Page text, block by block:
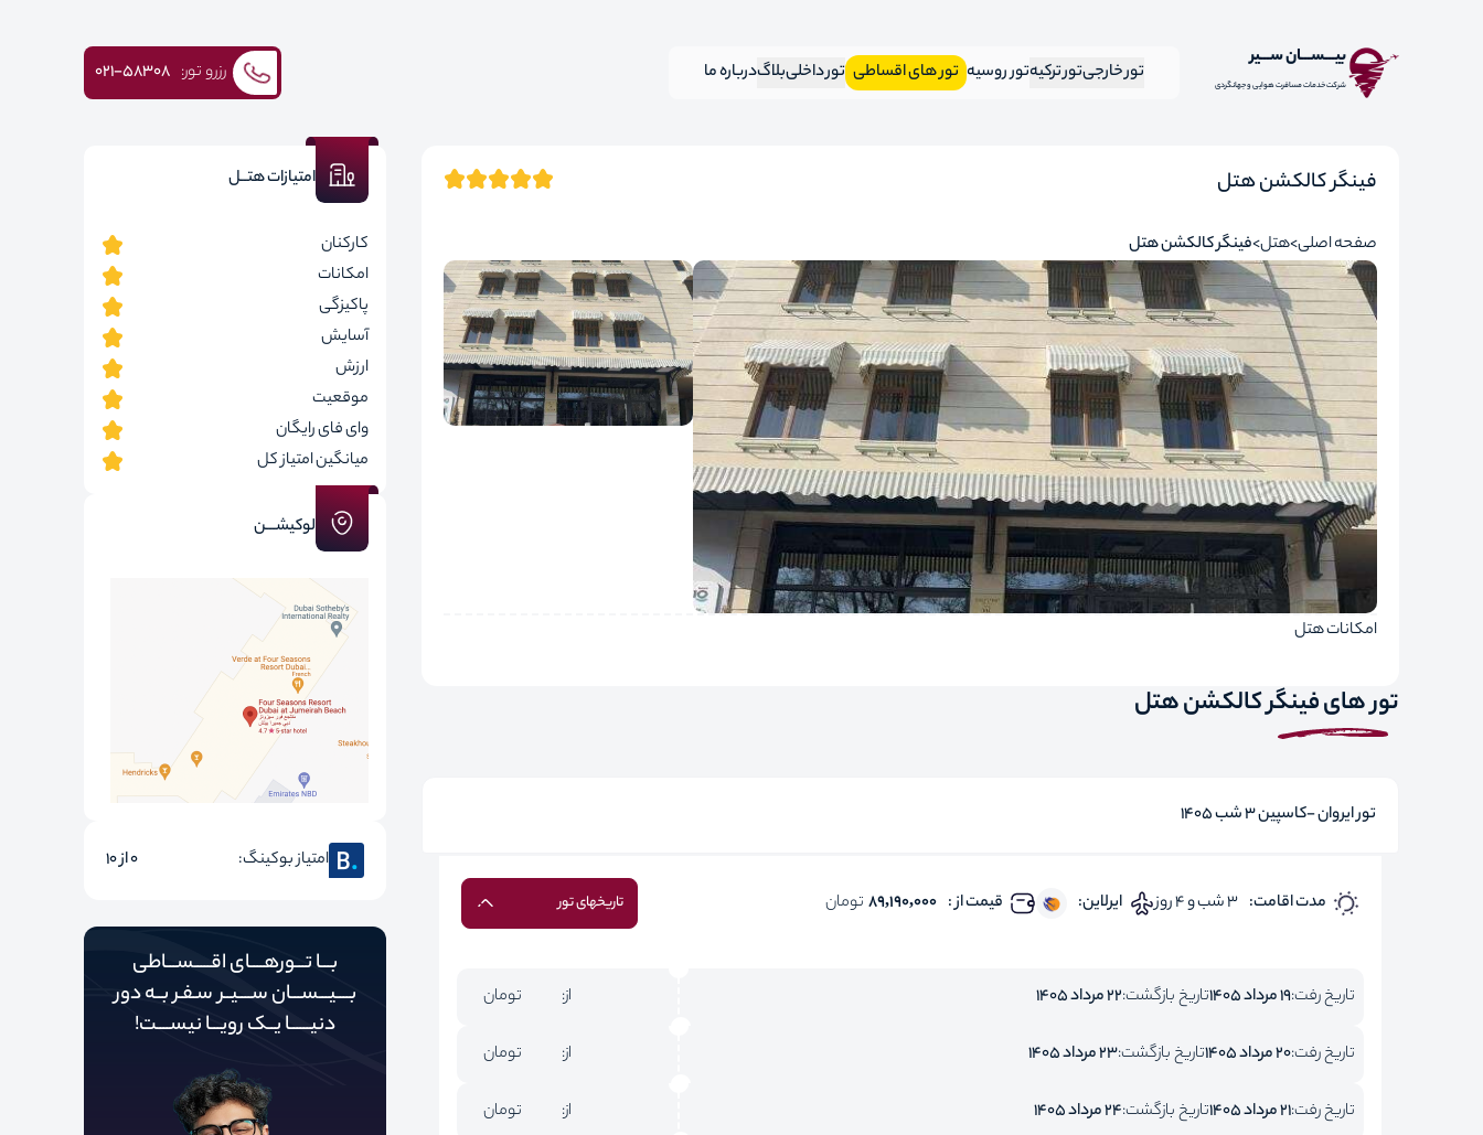
بیـــســـان ســـیر
شرکت خدمات مسافرت هوایی و جهانگردی تور خارجی تور ترکیهتور روسیه تور های اقساطی تور داخلیبلاگدرباره ما رزرو تور: ۰۲۱-58308
فینگر کالکشن هتل
صفحه اصلی هتل فینگر کالکشن هتل
امکانات هتل
تور های فینگر کالکشن هتل
تور ایروان -کاسپین 3 شب 1405
مدت اقامت: 3 شب و 4 روز ایرلاین: قیمت از : 89,190,000 تومان تاریخهای تور
تاریخ رفت:19 مرداد 1405 تاریخ بازگشت:22 مرداد 1405 از: تومان
تاریخ رفت:20 مرداد 1405 تاریخ بازگشت:23 مرداد 1405 از: تومان
تاریخ رفت:21 مرداد 1405 تاریخ بازگشت:24 مرداد 1405 از: تومان
امتیازات هتــل
کارکنان
امکانات
پاکیزگی
آسایش
ارزش
موقعیت
وای فای رایگان
میانگین امتیاز کل
لوکیشـــن
امتیاز بوکینگ: 0 از 10
بـــا تـــورهــــای اقـــــســـاطی
بــــیـــســـان ســــیــر سـفـر بــه دور‌‌‌‌
دنیـــــ‌‌ـا یــک رویـــا نیســــت!